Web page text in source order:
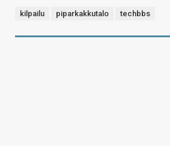
kilpailu piparkakkutalo techbbs